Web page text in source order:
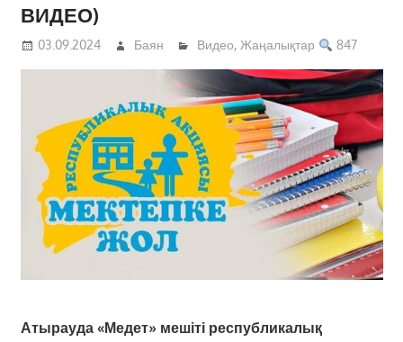
ВИДЕО)
03.09.2024 Баян Видео, Жаңалықтар 847
Атырауда «Медет» мешіті республикалық